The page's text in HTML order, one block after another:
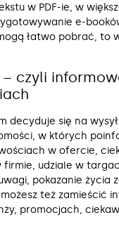
w PDF-ie, w
e-
łatwo pobrać, to
czyli
decyduje się na
w których
w ofercie,
udziale w
pokazanie życia
też zamieścić
promocjach,